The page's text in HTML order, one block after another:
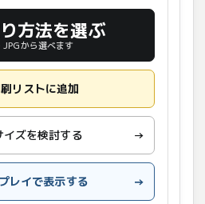
方法を選ぶ
JPGから選べます
リストに追加
イズを検討する →
レイで表示する →